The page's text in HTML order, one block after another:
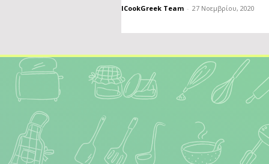
ICookGreek Team - 27 Νοεμβρίου, 2020